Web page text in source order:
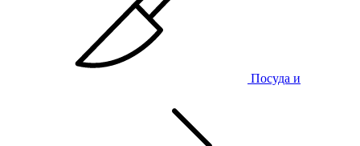
Посуда и